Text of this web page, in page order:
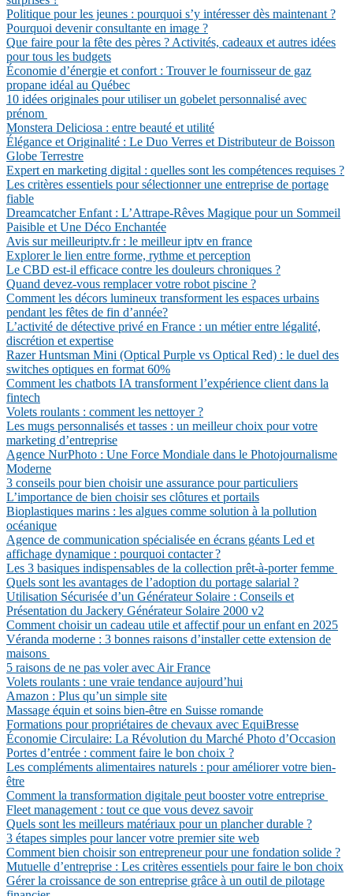
Politique pour les jeunes : pourquoi s’y intéresser dès maintenant ?
Pourquoi devenir consultante en image ?
Que faire pour la fête des pères ? Activités, cadeaux et autres idées
pour tous les budgets
Économie d’énergie et confort : Trouver le fournisseur de gaz
propane idéal au Québec
10 idées originales pour utiliser un gobelet personnalisé avec
prénom
Monstera Deliciosa : entre beauté et utilité
Élégance et Originalité : Le Duo Verres et Distributeur de Boisson
Globe Terrestre
Expert en marketing digital : quelles sont les compétences requises ?
Les critères essentiels pour sélectionner une entreprise de portage
fiable
Dreamcatcher Enfant : L’Attrape-Rêves Magique pour un Sommeil
Paisible et Une Déco Enchantée
Avis sur meilleuriptv.fr : le meilleur iptv en france
Explorer le lien entre forme, rythme et perception
Le CBD est-il efficace contre les douleurs chroniques ?
Quand devez-vous remplacer votre robot piscine ?
Comment les décors lumineux transforment les espaces urbains
pendant les fêtes de fin d’année?
L’activité de détective privé en France : un métier entre légalité,
discrétion et expertise
Razer Huntsman Mini (Optical Purple vs Optical Red) : le duel des
switches optiques en format 60%
Comment les chatbots IA transforment l’expérience client dans la
fintech
Volets roulants : comment les nettoyer ?
Les mugs personnalisés et tasses : un meilleur choix pour votre
marketing d’entreprise
Agence NurPhoto : Une Force Mondiale dans le Photojournalisme
Moderne
3 conseils pour bien choisir une assurance pour particuliers
L’importance de bien choisir ses clôtures et portails
Bioplastiques marins : les algues comme solution à la pollution
océanique
Agence de communication spécialisée en écrans géants Led et
affichage dynamique : pourquoi contacter ?
Les 3 basiques indispensables de la collection prêt-à-porter femme
Quels sont les avantages de l’adoption du portage salarial ?
Utilisation Sécurisée d’un Générateur Solaire : Conseils et
Présentation du Jackery Générateur Solaire 2000 v2
Comment choisir un cadeau utile et affectif pour un enfant en 2025
Véranda moderne : 3 bonnes raisons d’installer cette extension de
maisons
5 raisons de ne pas voler avec Air France
Volets roulants : une vraie tendance aujourd’hui
Amazon : Plus qu’un simple site
Massage équin et soins bien-être en Suisse romande
Formations pour propriétaires de chevaux avec EquiBresse
Économie Circulaire: La Révolution du Marché Photo d’Occasion
Portes d’entrée : comment faire le bon choix ?
Les compléments alimentaires naturels : pour améliorer votre bien-
être
Comment la transformation digitale peut booster votre entreprise
Fleet management : tout ce que vous devez savoir
Quels sont les meilleurs matériaux pour un plancher durable ?
3 étapes simples pour lancer votre premier site web
Comment bien choisir son entrepreneur pour une fondation solide ?
Mutuelle d’entreprise : Les critères essentiels pour faire le bon choix
Gérer la croissance de son entreprise grâce à un outil de pilotage